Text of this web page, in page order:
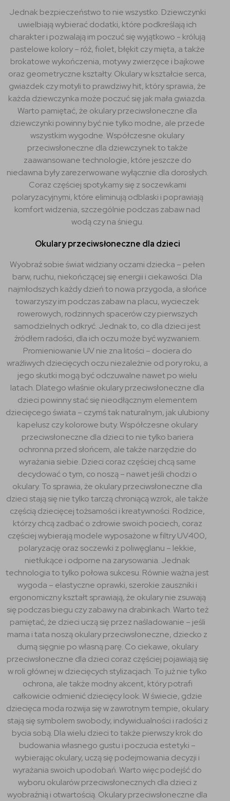
Jednak bezpieczeństwo to nie wszystko. Dziewczynki
uwielbiają wybierać dodatki, które podkreślają ich
charakter i pozwalają im poczuć się wyjątkowo - królują
pastelowe kolory – róż, fiolet, błękit czy mięta, a także
brokatowe wykończenia, motywy zwierzęce i bajkowe
oraz geometryczne kształty. Okulary w kształcie serca,
gwiazdek czy motyli to prawdziwy hit, który sprawia, że
każda dziewczynka może poczuć się jak mała gwiazda.
Warto pamiętać, że okulary przeciwsłoneczne dla
dziewczynki powinny być nie tylko modne, ale przede
wszystkim wygodne. Współczesne okulary
przeciwsłoneczne dla dziewczynek to także
zaawansowane technologie, które jeszcze do
niedawna były zarezerwowane wyłącznie dla dorosłych.
Coraz częściej spotykamy się z soczewkami
polaryzacyjnymi, które eliminują odblaski i poprawiają
komfort widzenia, szczególnie podczas zabaw nad
wodą czy na śniegu.
Okulary przeciwsłoneczne dla dzieci
Wyobraź sobie świat widziany oczami dziecka – pełen
barw, ruchu, niekończącej się energii i ciekawości. Dla
najmłodszych każdy dzień to nowa przygoda, a słońce
towarzyszy im podczas zabaw na placu, wycieczek
rowerowych, rodzinnych spacerów czy pierwszych
samodzielnych odkryć. Jednak to, co dla dzieci jest
źródłem radości, dla ich oczu może być wyzwaniem.
Promieniowanie UV nie zna litości – dociera do
wrażliwych dziecięcych oczu niezależnie od pory roku, a
jego skutki mogą być odczuwalne nawet po wielu
latach. Dlatego właśnie okulary przeciwsłoneczne dla
dzieci powinny stać się nieodłącznym elementem
dziecięcego świata – czymś tak naturalnym, jak ulubiony
kapelusz czy kolorowe buty. Współczesne okulary
przeciwsłoneczne dla dzieci to nie tylko bariera
ochronna przed słońcem, ale także narzędzie do
wyrażania siebie. Dzieci coraz częściej chcą same
decydować o tym, co noszą – nawet jeśli chodzi o
okulary. To sprawia, że okulary przeciwsłoneczne dla
dzieci stają się nie tylko tarczą chroniącą wzrok, ale także
częścią dziecięcej tożsamości i kreatywności. Rodzice,
którzy chcą zadbać o zdrowie swoich pociech, coraz
częściej wybierają modele wyposażone w filtry UV400,
polaryzację oraz soczewki z poliwęglanu – lekkie,
nietłukące i odporne na zarysowania. Jednak
technologia to tylko połowa sukcesu. Równie ważna jest
wygoda – elastyczne oprawki, szerokie zauszniki i
ergonomiczny kształt sprawiają, że okulary nie zsuwają
się podczas biegu czy zabawy na drabinkach. Warto też
pamiętać, że dzieci uczą się przez naśladowanie – jeśli
mama i tata noszą okulary przeciwsłoneczne, dziecko z
dumą sięgnie po własną parę. Co ciekawe, okulary
przeciwsłoneczne dla dzieci coraz częściej pojawiają się
w roli głównej w dziecięcych stylizacjach. To już nie tylko
ochrona, ale także modny akcent, który potrafi
całkowicie odmienić dziecięcy look. W świecie, gdzie
dziecięca moda rozwija się w zawrotnym tempie, okulary
stają się symbolem swobody, indywidualności i radości z
bycia sobą. Dla wielu dzieci to także pierwszy krok do
budowania własnego gustu i poczucia estetyki –
wybierając okulary, uczą się podejmowania decyzji i
wyrażania swoich upodobań. Warto więc podejść do
wyboru okularów przeciwsłonecznych dla dzieci z
wyobraźnią i otwartością. Okulary przeciwsłoneczne dla